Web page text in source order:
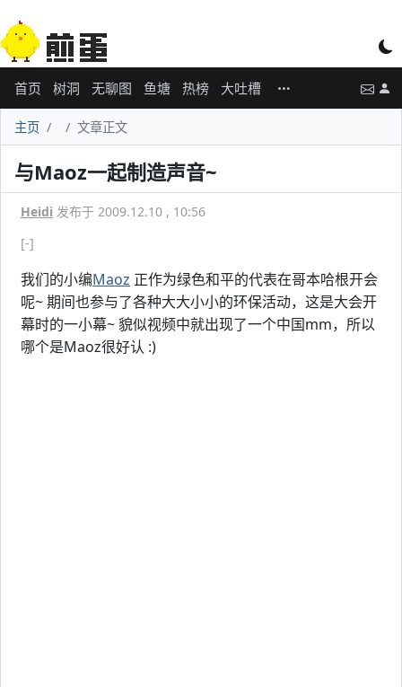
首页 树洞 无聊图 鱼塘 热榜 大吐槽
主页 文章正文
与Maoz一起制造声音~
Heidi 发布于 2009.12.10 , 10:56
[-]
我们的小编Maoz 正作为绿色和平的代表在哥本哈根开会
呢~ 期间也参与了各种大大小小的环保活动，这是大会开
幕时的一小幕~ 貌似视频中就出现了一个中国mm，所以
哪个是Maoz很好认 :)